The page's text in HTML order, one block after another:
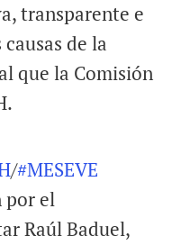
transparente e
de la
que la Comisión
/#MESEVE
por el
Raúl Baduel,